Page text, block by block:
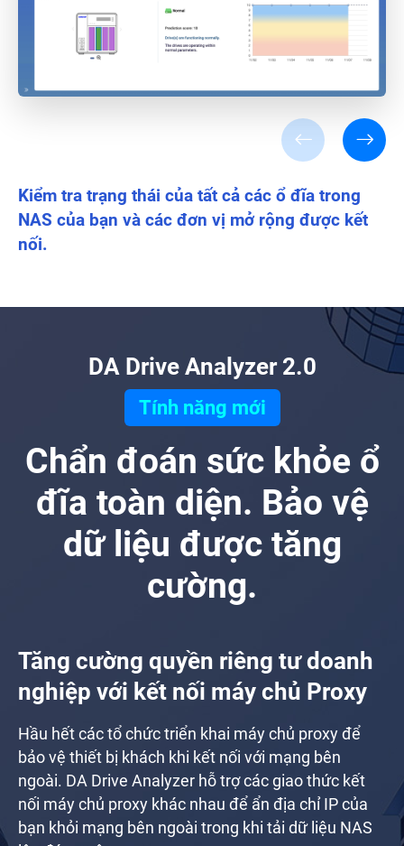
Kiểm tra trạng thái của tất cả các ổ đĩa trong
NAS của bạn và các đơn vị mở rộng được kết
nối.
DA Drive Analyzer 2.0
Tính năng mới
Chẩn đoán sức khỏe ổ
đĩa toàn diện. Bảo vệ
dữ liệu được tăng
cường.
Tăng cường quyền riêng tư doanh
nghiệp với kết nối máy chủ Proxy
Hầu hết các tổ chức triển khai máy chủ proxy để
bảo vệ thiết bị khách khi kết nối với mạng bên
ngoài. DA Drive Analyzer hỗ trợ các giao thức kết
nối máy chủ proxy khác nhau để ẩn địa chỉ IP của
bạn khỏi mạng bên ngoài trong khi tải dữ liệu NAS